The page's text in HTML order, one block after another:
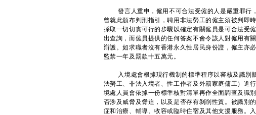
發言人重申，僱用不可合法受僱的人是嚴重罪行
曾就此頒布判刑指引，聘用非法勞工的僱主須被判即
採取一切切實可行的步驟以確定有關僱員是可合法受
出查詢，而僱員提供的任何答案不會令該人對僱用有
辯護。如求職者沒有香港永久性居民身份證，僱主亦
監禁一年及罰款十五萬元。
入境處會根據現行機制的標準程序以審核及識別
法勞工、非法入境者、性工作者及外籍家庭傭工）進
境處人員會依據一份標準核對清單再作全面調查及識
否涉及威脅及脅迫，以及是否存有剝削性質。被識別
症和治療、輔導、收容或臨時住宿及其他支援服務。